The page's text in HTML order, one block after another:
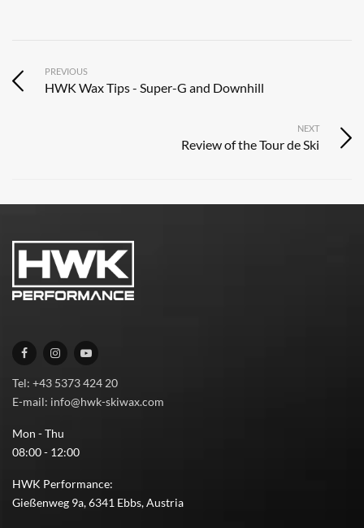
PREVIOUS
HWK Wax Tips - Super-G and Downhill
NEXT
Review of the Tour de Ski
Tel: +43 5373 424 20
E-mail: info@hwk-skiwax.com
Mon - Thu
08:00 - 12:00
HWK Performance:
Gießenweg 9a, 6341 Ebbs, Austria